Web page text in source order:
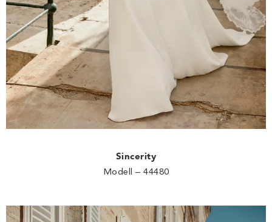
Sincerity
Modell – 44480